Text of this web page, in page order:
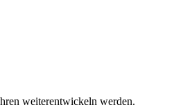
weiterentwickeln werden.